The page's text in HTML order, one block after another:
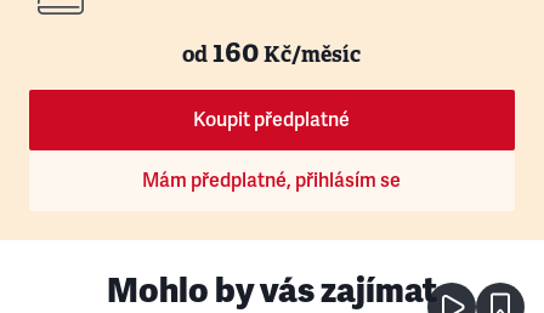
od160Kč/měsíc
Koupit předplatné
Mám předplatné, přihlásím se
Mohlo by vás zajímat